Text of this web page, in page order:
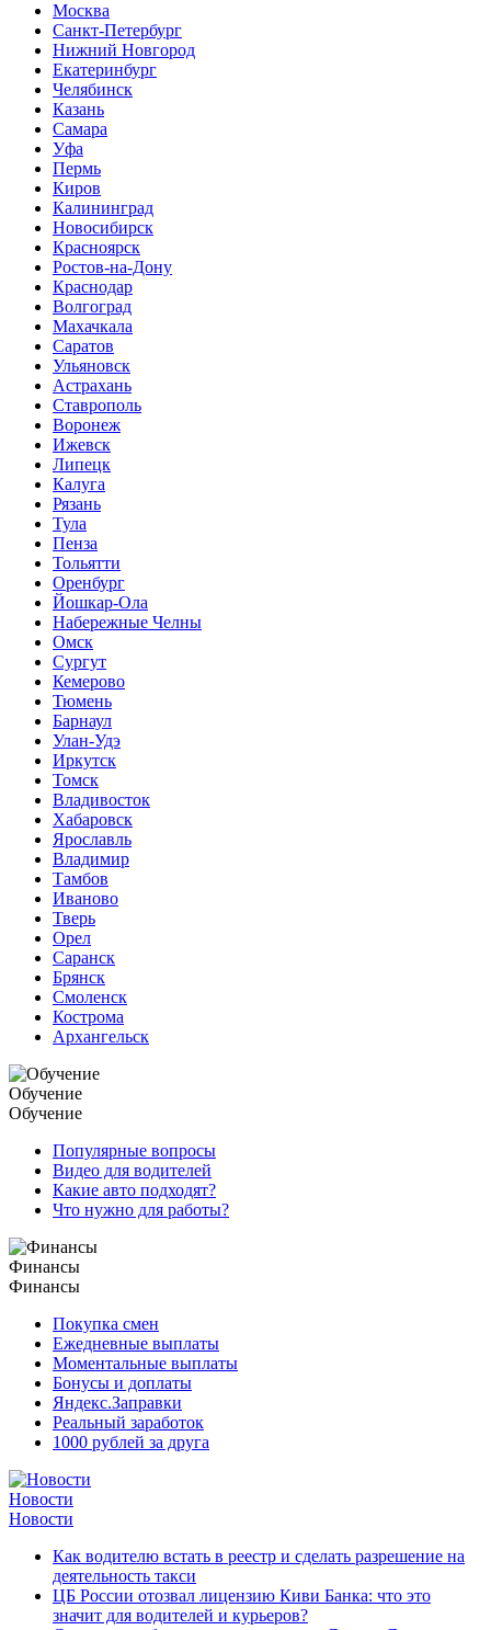
Москва
Санкт-Петербург
Нижний Новгород
Екатеринбург
Челябинск
Казань
Самара
Уфа
Пермь
Киров
Калининград
Новосибирск
Красноярск
Ростов-на-Дону
Краснодар
Волгоград
Махачкала
Саратов
Ульяновск
Астрахань
Ставрополь
Воронеж
Ижевск
Липецк
Калуга
Рязань
Тула
Пенза
Тольятти
Оренбург
Йошкар-Ола
Набережные Челны
Омск
Сургут
Кемерово
Тюмень
Барнаул
Улан-Удэ
Иркутск
Томск
Владивосток
Хабаровск
Ярославль
Владимир
Тамбов
Иваново
Тверь
Орел
Саранск
Брянск
Смоленск
Кострома
Архангельск
Обучение
Обучение
Популярные вопросы
Видео для водителей
Какие авто подходят?
Что нужно для работы?
Финансы
Финансы
Покупка смен
Ежедневные выплаты
Моментальные выплаты
Бонусы и доплаты
Яндекс.Заправки
Реальный заработок
1000 рублей за друга
Новости
Новости
Как водителю встать в реестр и сделать разрешение на
деятельность такси
ЦБ России отозвал лицензию Киви Банка: что это
значит для водителей и курьеров?